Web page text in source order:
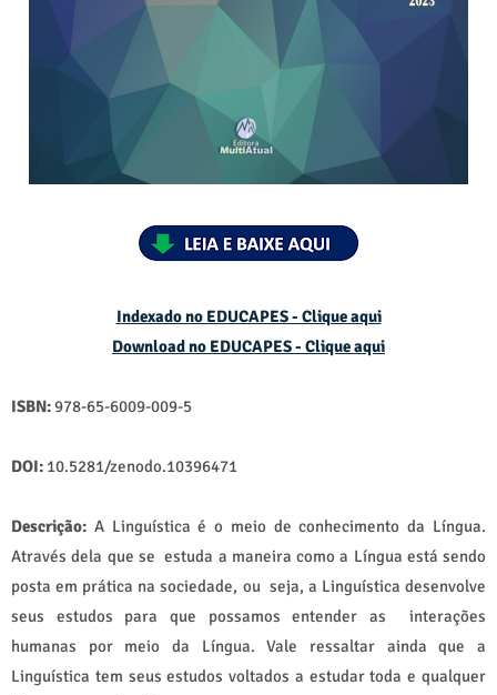
Indexado no EDUCAPES - Clique aqui
Download no EDUCAPES - Clique aqui
ISBN:978-65-6009-009-5
DOI: 10.5281/zenodo.10396471
Descrição: A Linguística é o meio de conhecimento da Língua.
Através dela que se estuda a maneira como a Língua está sendo
posta em prática na sociedade, ou seja, a Linguística desenvolve
seus estudos para que possamos entender as interações
humanas por meio da Língua. Vale ressaltar ainda que a
Linguística tem seus estudos voltados a estudar toda e qualquer